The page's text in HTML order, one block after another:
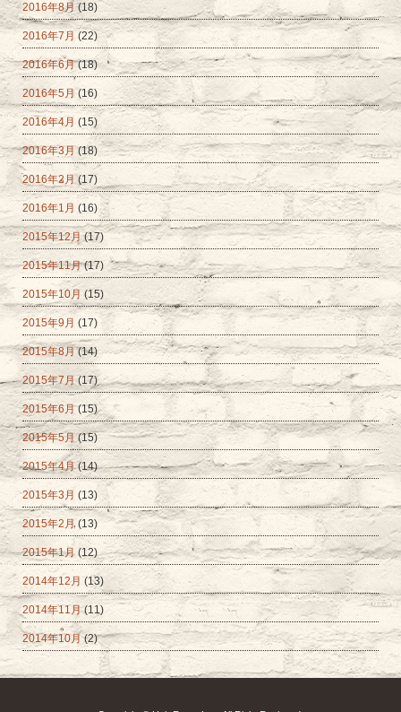
2016年8月 (18)
2016年7月 (22)
2016年6月(18)
2016年5月 (16)
2016年4月 (15)
2016年3月 (18)
2016年2月 (17)
2016年1月 (16)
2015年12月(17)
2015年11月(17)
2015年10月 (15)
2015年9月 (17)
2015年8月(14)
2015年7月 (17)
2015年6月(15)
2015年5月(15)
2015年4月(14)
2015年3月 (13)
2015年2月 (13)
2015年1月(12)
2014年12月 (13)
2014年11月(11)
2014年10月(2)